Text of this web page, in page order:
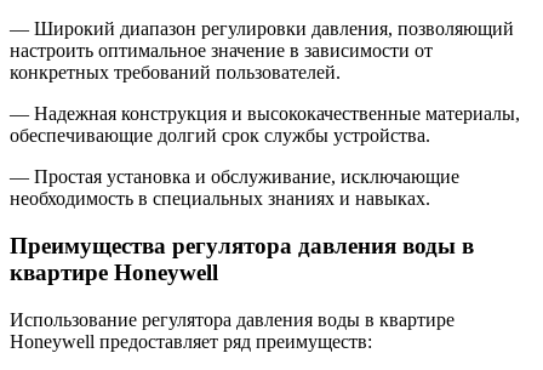
— Широкий диапазон регулировки давления, позволяющий
настроить оптимальное значение в зависимости от
конкретных требований пользователей.
— Надежная конструкция и высококачественные материалы,
обеспечивающие долгий срок службы устройства.
— Простая установка и обслуживание, исключающие
необходимость в специальных знаниях и навыках.
Преимущества регулятора давления воды в
квартире Honeywell
Использование регулятора давления воды в квартире
Honeywell предоставляет ряд преимуществ: